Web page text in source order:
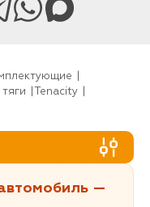
Tenacity
—